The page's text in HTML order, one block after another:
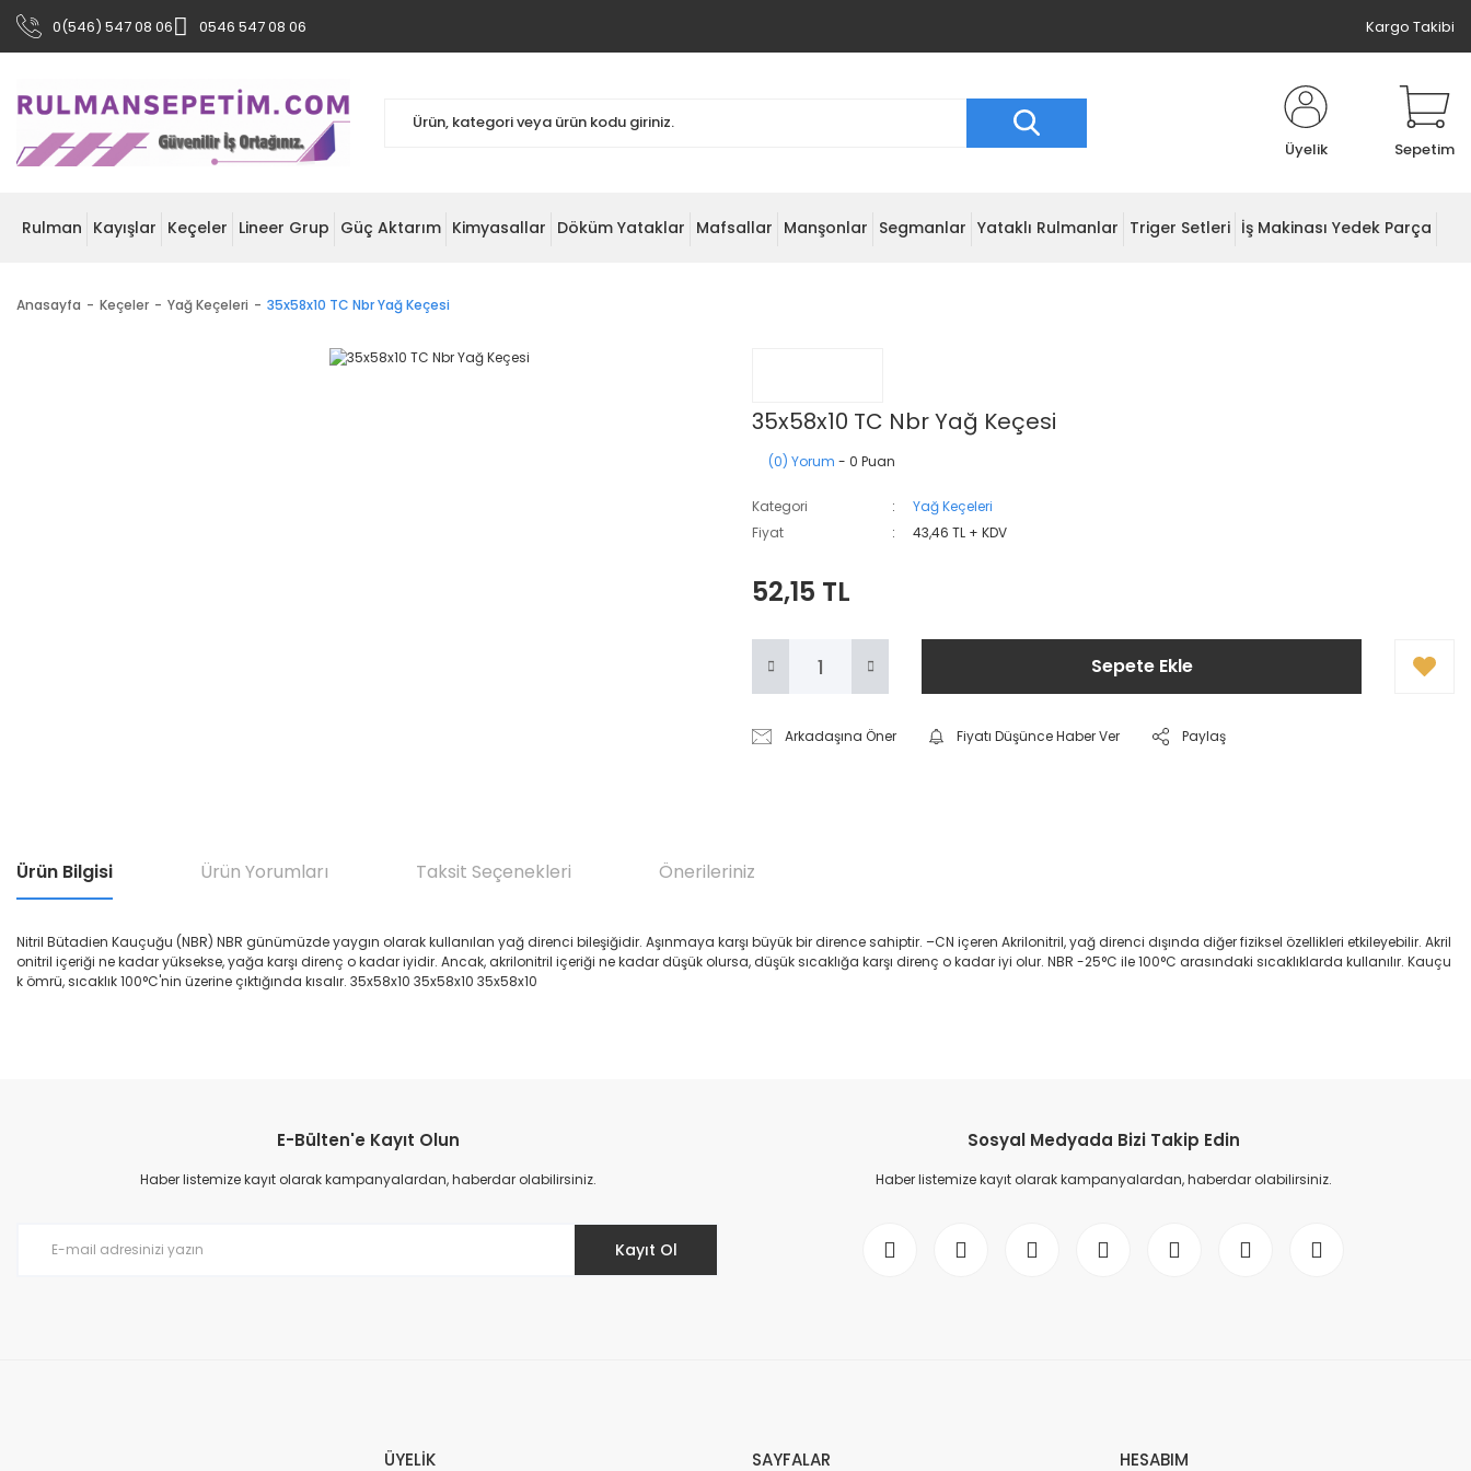
0(546) 547 08 06 0546 547 08 06 Kargo Takibi
Üyelik Sepetim
Rulman Kayışlar Keçeler Lineer Grup Güç Aktarım Kimyasallar Döküm Yataklar Mafsallar Manşonlar Segmanlar Yataklı Rulmanlar Triger Setleri İş Makinası Yedek Parça
Anasayfa Keçeler Yağ Keçeleri 35x58x10 TC Nbr Yağ Keçesi
35x58x10 TC Nbr Yağ Keçesi
(0) Yorum - 0 Puan
Kategori
Yağ Keçeleri
Fiyat
43,46 TL + KDV
52,15 TL
Sepete Ekle
Arkadaşına Öner Fiyatı Düşünce Haber Ver Paylaş
Ürün Bilgisi Ürün Yorumları Taksit Seçenekleri Önerileriniz
Nitril Bütadien Kauçuğu (NBR) NBR günümüzde yaygın olarak kullanılan yağ direnci bileşiğidir. Aşınmaya karşı büyük bir dirence sahiptir. –CN içeren Akrilonitril, yağ direnci dışında diğer fiziksel özellikleri etkileyebilir. Akril
onitril içeriği ne kadar yüksekse, yağa karşı direnç o kadar iyidir. Ancak, akrilonitril içeriği ne kadar düşük olursa, düşük sıcaklığa karşı direnç o kadar iyi olur. NBR -25°C ile 100°C arasındaki sıcaklıklarda kullanılır. Kauçu
k ömrü, sıcaklık 100°C'nin üzerine çıktığında kısalır. 35x58x10 35x58x10 35x58x10
Ürün resmi kalitesiz, bozuk veya görüntülenemiyor.
Ürün açıklamasında eksik bilgiler bulunuyor.
E-Bülten'e Kayıt Olun
Haber listemize kayıt olarak kampanyalardan, haberdar olabilirsiniz.
Kayıt Ol
Sosyal Medyada Bizi Takip Edin
Haber listemize kayıt olarak kampanyalardan, haberdar olabilirsiniz.
ÜYELİK SAYFALAR HESABIM